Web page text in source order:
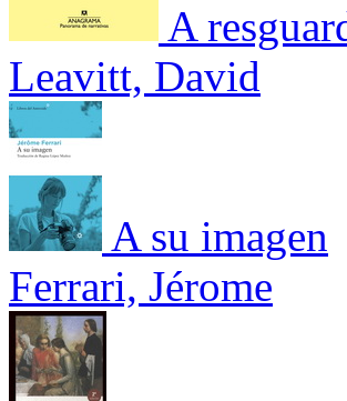
A
Leavitt, David
A su imagen
Ferrari, Jérome